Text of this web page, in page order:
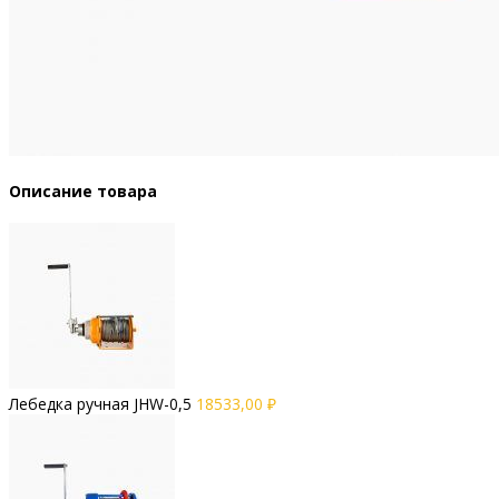
Описание товара
Лебедка ручная JHW-0,5 18533,00 ₽